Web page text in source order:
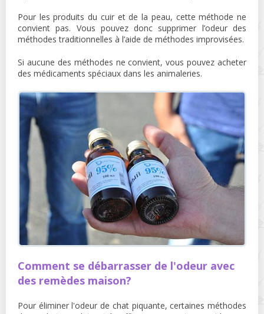
Pour les produits du cuir et de la peau, cette méthode ne
convient pas. Vous pouvez donc supprimer l’odeur des
méthodes traditionnelles à l’aide de méthodes improvisées.
Si aucune des méthodes ne convient, vous pouvez acheter
des médicaments spéciaux dans les animaleries.
Comment se débarrasser de l'odeur avec
des remèdes maison?
Pour éliminer l'odeur de chat piquante, certaines méthodes